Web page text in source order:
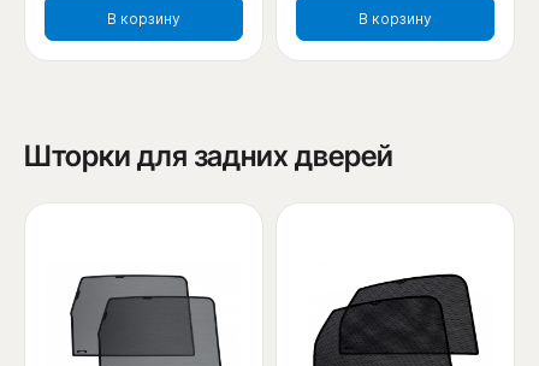
В корзину В корзину
Шторки для задних дверей